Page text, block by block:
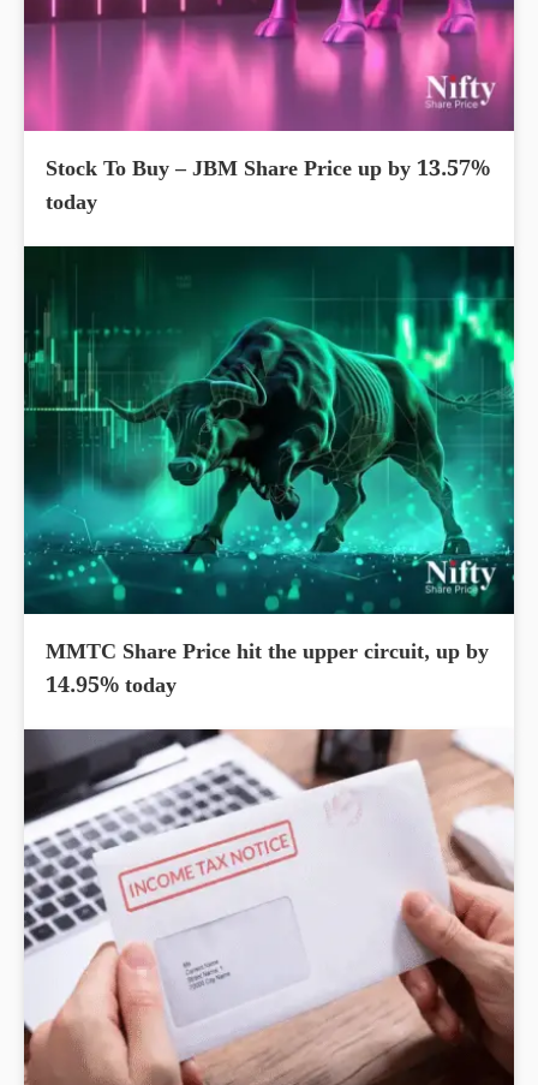
Stock To Buy – JBM Share Price up by 13.57%
today
MMTC Share Price hit the upper circuit, up by
14.95% today